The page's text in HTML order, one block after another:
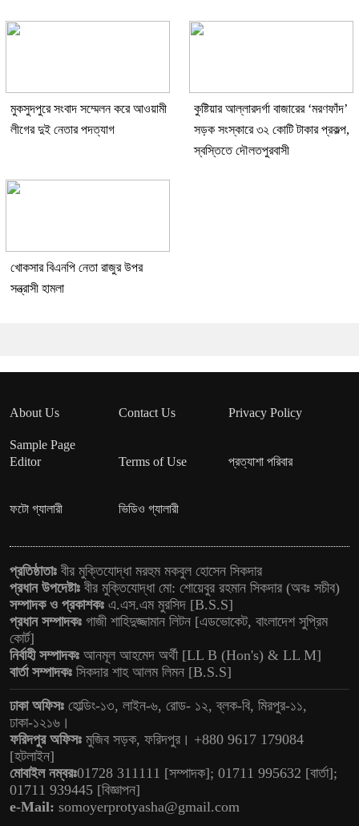
মুকসুদপুরে সংবাদ সম্মেলন করে আওয়ামী
লীগের দুই নেতার পদত্যাগ
কুষ্টিয়ার আল্লারদর্গা বাজারের ‘মরণফাঁদ’
সড়ক সংস্কারে ৩২ কোটি টাকার প্রকল্প,
স্বস্তিতে দৌলতপুরবাসী
খোকসার বিএনপি নেতা রাজুর উপর
সন্ত্রাসী হামলা
About Us Contact Us Privacy Policy
Sample Page
Editor
Terms of Use প্রত্যাশা পরিবার
ফটো গ্যালারী ভিডিও গ্যালারী
প্রতিষ্ঠাতাঃ বীর মুক্তিযোদ্ধা মরহুম মকবুল হোসেন সিকদার
প্রধান উপদেষ্টাঃ বীর মুক্তিযোদ্ধা মো: শোয়েবুর রহমান সিকদার (অবঃ সচীব)
সম্পাদক ও প্রকাশকঃ এ.এস.এম মুরসিদ [B.S.S]
প্রধান সম্পাদকঃ গাজী শাহিদুজ্জামান লিটন [এডভোকেট, বাংলাদেশ সুপ্রিম
কোর্ট]
নির্বাহী সম্পাদকঃ আনমূল আহমেদ অর্থী [LL B (Hon's) & LL M]
বার্তা সম্পাদকঃ সিকদার শাহ আলম লিমন [B.S.S]
ঢাকা অফিসঃ হোল্ডিং-১৩, লাইন-৬, রোড- ১২, ব্লক-বি, মিরপুর-১১,
ঢাকা-১২১৬।
ফরিদপুর অফিসঃ মুজিব সড়ক, ফরিদপুর। +880 9617 179084
[হটলাইন]
মোবাইল নম্বরঃ01728 311111 [সম্পাদক]; 01711 995632 [বার্তা];
01711 939445 [বিজ্ঞাপন]
e-Mail: somoyerprotyasha@gmail.com